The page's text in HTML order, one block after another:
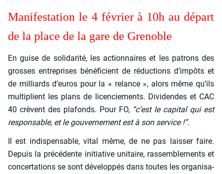
Mani­fes­ta­tion le 4 février à 10h au départ
de la place de la gare de Gre­noble
En guise de soli­da­ri­té, les action­naires et les patrons des
grosses entre­prises béné­fi­cient de réduc­tions d’impôts et
de mil­liards d’euros pour la « relance », alors même qu’ils
mul­ti­plient les plans de licen­cie­ments. Divi­dendes et CAC
40 crèvent des pla­fonds. Pour FO, “c’est le capi­tal qui est
res­pon­sable, et le gou­ver­ne­ment est à son ser­vice !”.
Il est indis­pen­sable, vital même, de ne pas lais­ser faire.
Depuis la pré­cé­dente ini­tia­tive uni­taire, ras­sem­ble­ments et
concer­ta­tions se sont déve­lop­pés dans toutes les orga­ni­sa­